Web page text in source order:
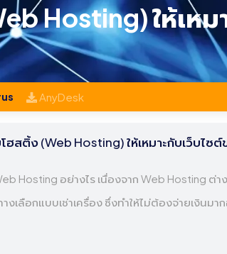
Hosting) ให้เห
AnyDesk
โฮสติ้ง (Web Hosting) ให้เหมาะกับเว็บไซ
Hosting อย่างไร เนื่องจาก Web Hosting ต่
งเลือกแบบเช่าเครื่อง ซึ่งทำให้ไม่ต้องจ่ายเงินมา